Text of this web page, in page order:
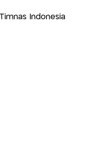
Indonesia